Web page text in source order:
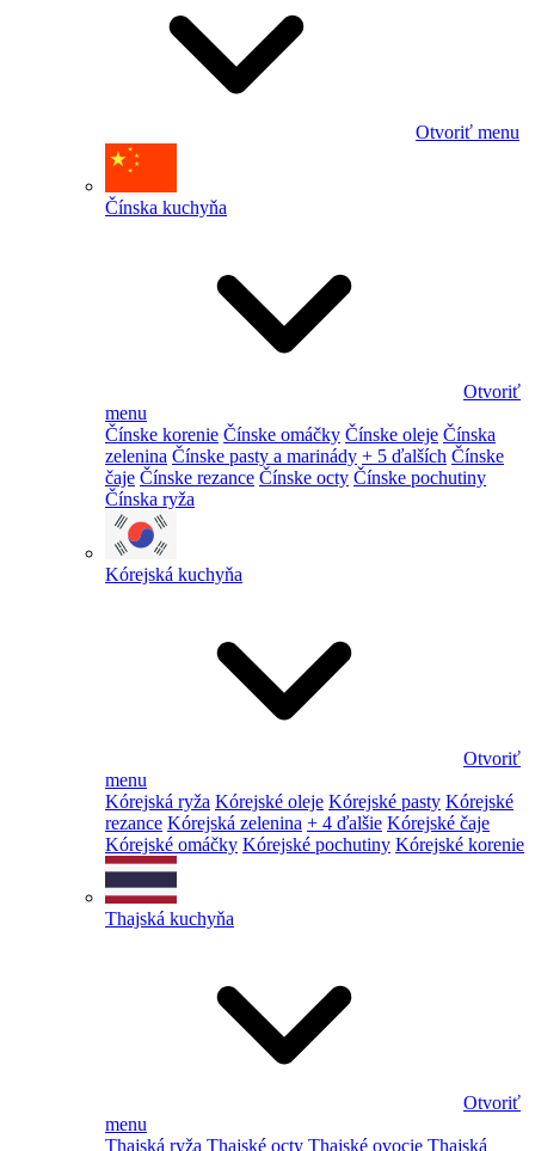
Otvoriť menu
Čínska kuchyňa
Otvoriť
menu
Čínske korenie Čínske omáčky Čínske oleje Čínska
zelenina Čínske pasty a marinády + 5 ďalších Čínske
čaje Čínske rezance Čínske octy Čínske pochutiny
Čínska ryža
Kórejská kuchyňa
Otvoriť
menu
Kórejská ryža Kórejské oleje Kórejské pasty Kórejské
rezance Kórejská zelenina + 4 ďalšie Kórejské čaje
Kórejské omáčky Kórejské pochutiny Kórejské korenie
Thajská kuchyňa
Otvoriť
menu
Thajská ryža Thajské octy Thajské ovocie Thajská